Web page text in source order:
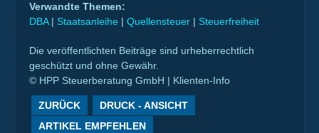
Verwandte Themen:
DBA| Staatsanleihe | Quellensteuer | Steuerfreiheit
Die veröffentlichten Beiträge sind urheberrechtlich
geschützt und ohne Gewähr.
© HPP Steuerberatung GmbH | Klienten-Info
ZURÜCK
DRUCK - ANSICHT
ARTIKEL EMPFEHLEN